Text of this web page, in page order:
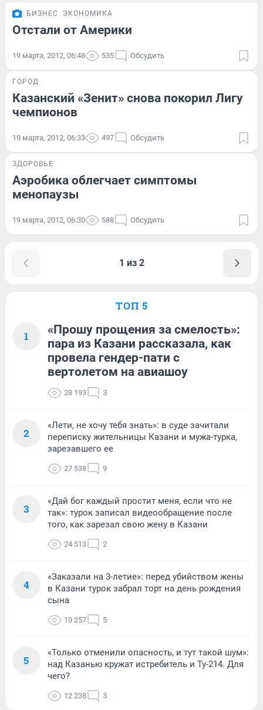
БИЗНЕС ЭКОНОМИКА
Отстали от Америки
19 марта, 2012, 06:48 535 Обсудить
ГОРОД
Казанский «Зенит» снова покорил Лигу
чемпионов
19 марта, 2012, 06:33 497 Обсудить
ЗДОРОВЬЕ
Аэробика облегчает симптомы
менопаузы
19 марта, 2012, 06:30 588 Обсудить
1 из 2
ТОП 5
1
«Прошу прощения за смелость»:
пара из Казани рассказала, как
провела гендер-пати с
вертолетом на авиашоу
28 193 3
2
«Лети, не хочу тебя знать»: в суде зачитали
переписку жительницы Казани и мужа-турка,
зарезавшего ее
27 538 9
3
«Дай бог каждый простит меня, если что не
так»: турок записал видеообращение после
того, как зарезал свою жену в Казани
24 513 2
4
«Заказали на 3-летие»: перед убийством жены
в Казани турок забрал торт на день рождения
сына
19 257 5
5
«Только отменили опасность, и тут такой шум»:
над Казанью кружат истребитель и Ту-214. Для
чего?
12 238 3